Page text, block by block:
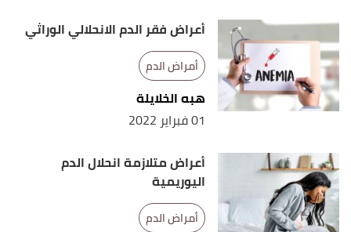
أعراض فقر الدم الانحلالي الوراثي
أمراض الدم
هبه الخلايلة
01 فبراير 2022
أعراض متلازمة انحلال الدم
اليوريمية
أمراض الدم